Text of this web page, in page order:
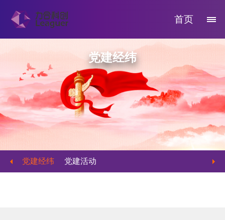
首页
党建经纬
党建经纬 党建活动